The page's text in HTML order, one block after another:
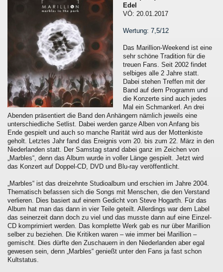
Edel
VÖ: 20.01.2017
Wertung: 7,5/12
Das Marillion-Weekend ist eine
sehr schöne Tradition für die
treuen Fans. Seit 2002 findet
selbiges alle 2 Jahre statt.
Dabei stehen Treffen mit der
Band auf dem Programm und
die Konzerte sind auch jedes
Mal ein Schmankerl. An drei
Abenden präsentiert die Band den Anhängern nämlich jeweils eine
unterschiedliche Setlist. Dabei werden ganze Alben von Anfang bis
Ende gespielt und auch so manche Rarität wird aus der Mottenkiste
geholt. Letztes Jahr fand das Ereignis vom 20. bis zum 22. März in den
Niederlanden statt. Der Samstag stand dabei ganz im Zeichen von
„Marbles“, denn das Album wurde in voller Länge gespielt. Jetzt wird
das Konzert auf Doppel-CD, DVD und Blu-ray veröffentlicht.
„Marbles“ ist das dreizehnte Studioalbum und erschien im Jahre 2004.
Thematisch befassen sich die Songs mit Menschen, die den Verstand
verlieren. Dies basiert auf einem Gedicht von Steve Hogarth. Für das
Album hat man das dann in vier Teile geteilt. Allerdings war dem Label
das seinerzeit dann doch zu viel und das musste dann auf eine Einzel-
CD komprimiert werden. Das komplette Werk gab es nur über Marillion
selber zu beziehen. Die Kritiken waren – wie immer bei Marillion –
gemischt. Dies dürfte den Zuschauern in den Niederlanden aber egal
gewesen sein, denn „Marbles“ genießt unter den Fans ja fast schon
Kultstatus.